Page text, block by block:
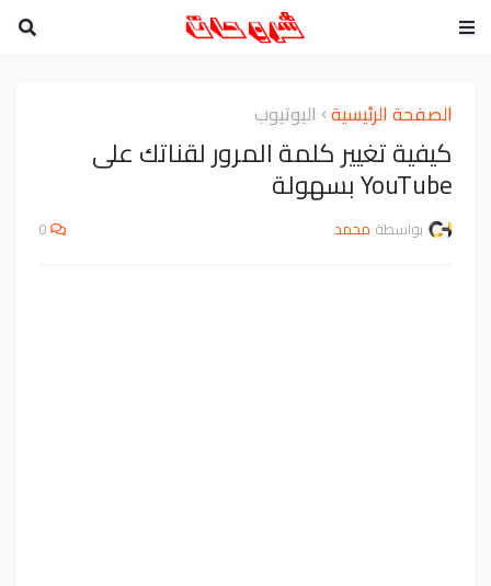
الصفحة الرئيسية اليوتيوب
كيفية تغيير كلمة المرور لقناتك على
YouTube بسهولة
بواسطة محمد 0